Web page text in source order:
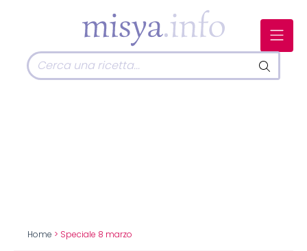
Home > Speciale 8 marzo